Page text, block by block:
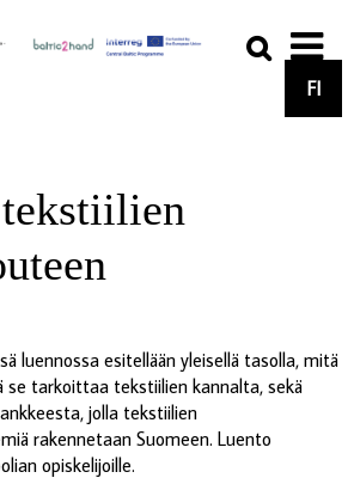
FI
luennossa esitellään yleisellä tasolla, mitä
se tarkoittaa tekstiilien kannalta, sekä
jolla tekstiilien
rakennetaan Suomeen. Luento
opiskelijoille.